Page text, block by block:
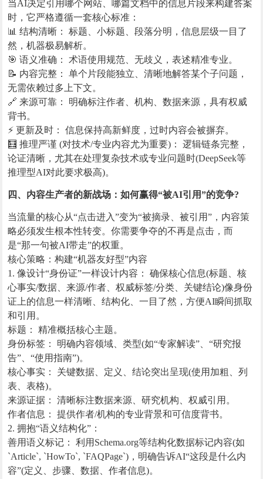
当AI决定引用哪个网站、哪篇文档中的信息片段来构建答案
时，它严格遵循一套核心标准：
📊 结构清晰： 标题、小标题、段落分明，信息层级一目了
然，机器极易解析。
🎯 语义准确： 术语使用规范、无歧义，表述精准专业。
📝 内容完整： 单个片段能独立、清晰地解答某个子问题，
无需依赖过多上下文。
🔗 来源可靠： 明确标注作者、机构、数据来源，具有权威
背书。
⚡ 更新及时： 信息保持高新鲜度，过时内容会被摒弃。
🧮 推理严谨 (对技术/专业内容尤为重要)： 逻辑链条完整，
论证清晰，尤其在处理复杂技术或专业问题时(DeepSeek等
推理型AI对此要求极高)。
四、内容生产者的新战场：如何赢得“被AI引用”的竞争?
当流量的核心从“点击进入”变为“被摘录、被引用”，内容策
略必须发生根本性转变。你需要争夺的不再是点击，而
是“那一句被AI带走”的权重。
核心策略：构建“机器友好型”内容
1. 像设计“身份证”一样设计内容： 确保核心信息(标题、核
心事实/数据、来源/作者、权威标签/分类、关键结论)像身份
证上的信息一样清晰、结构化、一目了然，方便AI瞬间抓取
和引用。
标题： 精准概括核心主题。
身份标签： 明确内容领域、类型(如“专家解读”、“研究报
告”、“使用指南”)。
核心事实： 关键数据、定义、结论突出呈现(使用加粗、列
表、表格)。
来源证据： 清晰标注数据来源、研究机构、权威引用。
作者信息： 提供作者/机构的专业背景和可信度背书。
2. 拥抱“语义结构化”：
善用语义标记： 利用Schema.org等结构化数据标记内容(如
`Article`, `HowTo`, `FAQPage`)，明确告诉AI“这段是什么内
容”(定义、步骤、数据、作者信息)。